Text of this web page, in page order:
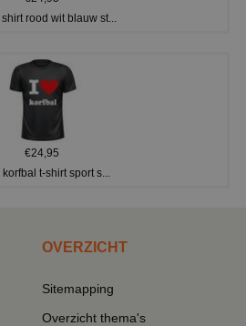
rood wit blauw st...
€24,95
korfbal t-shirt sport s...
OVERZICHT
Sitemapping
Overzicht thema's